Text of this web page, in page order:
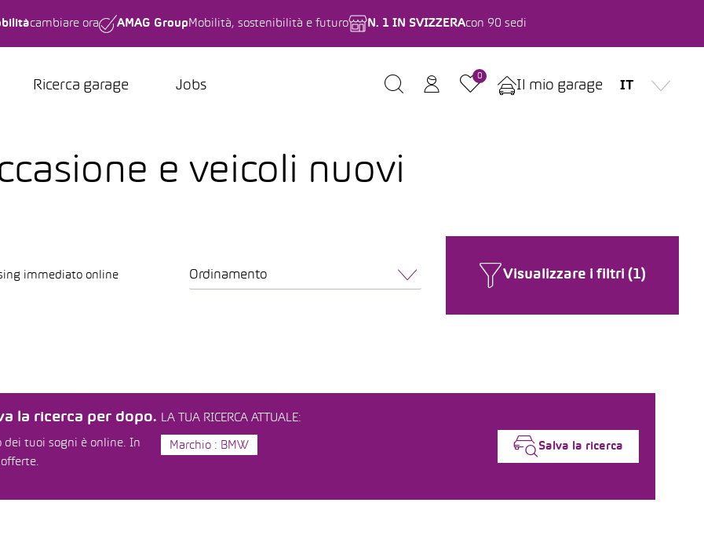
cambiare ora AMAG Group Mobilità, sostenibilità e futuro N. 1 IN SVIZZERAcon 90 sedi
Ricerca garage Jobs
0
Il mio garage IT
e veicoli nuovi
immediato online Ordinamento Visualizzare i filtri (1)
la ricerca per dopo.
dei tuoi sogni è online. In
LA TUA RICERCA ATTUALE:
Marchio : BMW Salva la ricerca